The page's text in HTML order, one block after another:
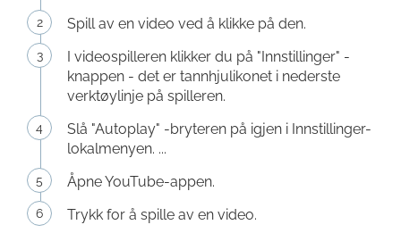
Spill av en video ved å klikke på den.
I videospilleren klikker du på "Innstillinger" -
knappen - det er tannhjulikonet i nederste
verktøylinje på spilleren.
Slå "Autoplay" -bryteren på igjen i Innstillinger-
lokalmenyen. ...
Åpne YouTube-appen.
Trykk for å spille av en video.